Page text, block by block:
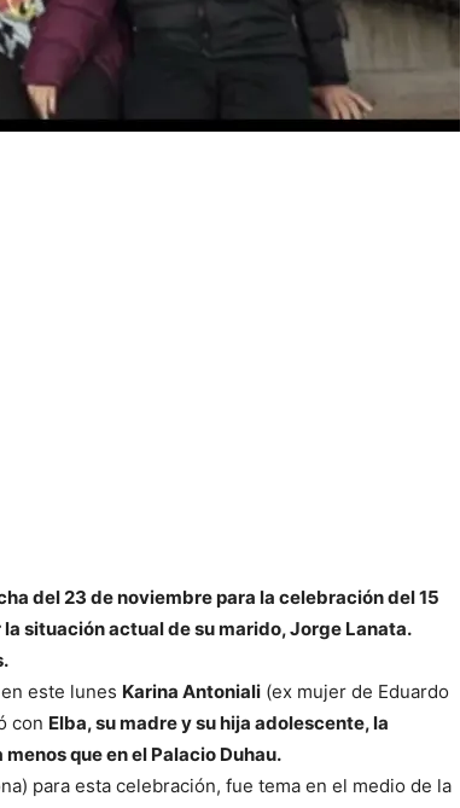
del 23 de noviembre para la celebración del 15
situación actual de su marido, Jorge Lanata.
este lunes Karina Antoniali (ex mujer de Eduardo
con Elba, su madre y su hija adolescente, la
que en el Palacio Duhau.
para esta celebración, fue tema en el medio de la